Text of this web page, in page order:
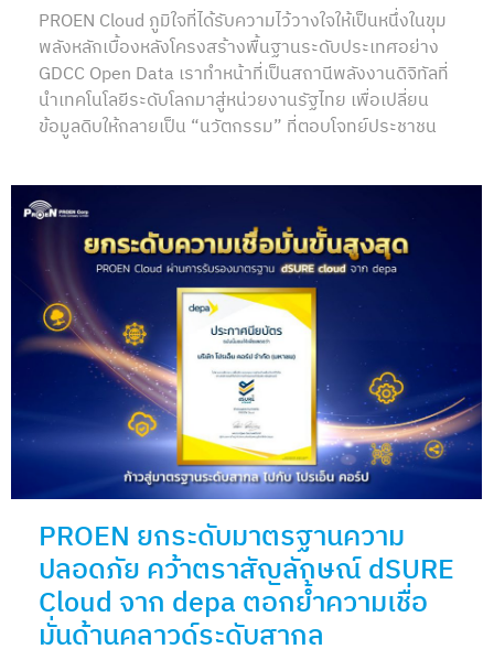
PROEN Cloud ภูมิใจที่ได้รับความไว้วางใจให้เป็นหนึ่งในขุม
พลังหลักเบื้องหลังโครงสร้างพื้นฐานระดับประเทศอย่าง
GDCC Open Data เราทำหน้าที่เป็นสถานีพลังงานดิจิทัลที่
นำเทคโนโลยีระดับโลกมาสู่หน่วยงานรัฐไทย เพื่อเปลี่ยน
ข้อมูลดิบให้กลายเป็น “นวัตกรรม” ที่ตอบโจทย์ประชาชน
PROEN ยกระดับมาตรฐานความ
ปลอดภัย คว้าตราสัญลักษณ์ dSURE
Cloud จาก depa ตอกย้ำความเชื่อ
มั่นด้านคลาวด์ระดับสากล